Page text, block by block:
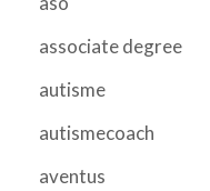
associate degree
autisme
autismecoach
aventus